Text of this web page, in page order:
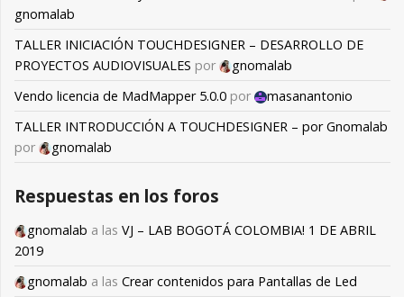
gnomalab
TALLER INICIACIÓN TOUCHDESIGNER – DESARROLLO DE
PROYECTOS AUDIOVISUALES por
gnomalab
Vendo licencia de MadMapper 5.0.0 por
masanantonio
TALLER INTRODUCCIÓN A TOUCHDESIGNER – por Gnomalab
por
gnomalab
Respuestas en los foros
gnomalab a las VJ – LAB BOGOTÁ COLOMBIA! 1 DE ABRIL
2019
gnomalab a las Crear contenidos para Pantallas de Led